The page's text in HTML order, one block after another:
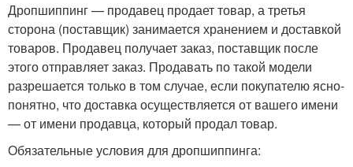
Дропшиппинг — продавец продает товар, а третья
сторона (поставщик) занимается хранением и доставкой
товаров. Продавец получает заказ, поставщик после
этого отправляет заказ. Продавать по такой модели
разрешается только в том случае, если покупателю ясно-
понятно, что доставка осуществляется от вашего имени
— от имени продавца, который продал товар.
Обязательные условия для дропшиппинга: